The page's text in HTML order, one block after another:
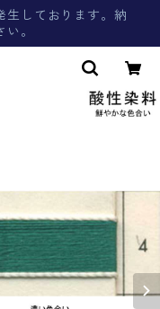
生しております。納
。